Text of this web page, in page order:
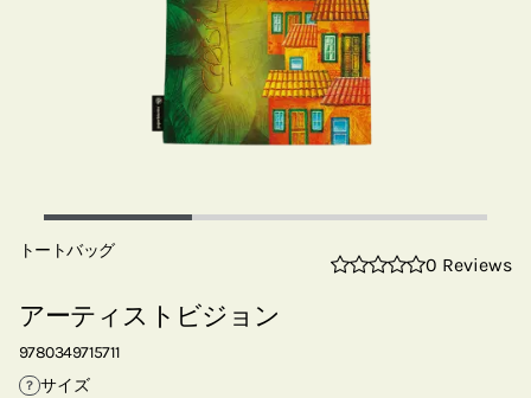
トートバッグ
0 Reviews
アーティストビジョン
9780349715711
? サイズ